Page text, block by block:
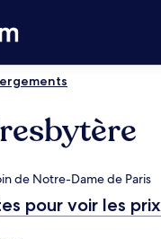
de Notre-Dame de Paris
pour voir les prix